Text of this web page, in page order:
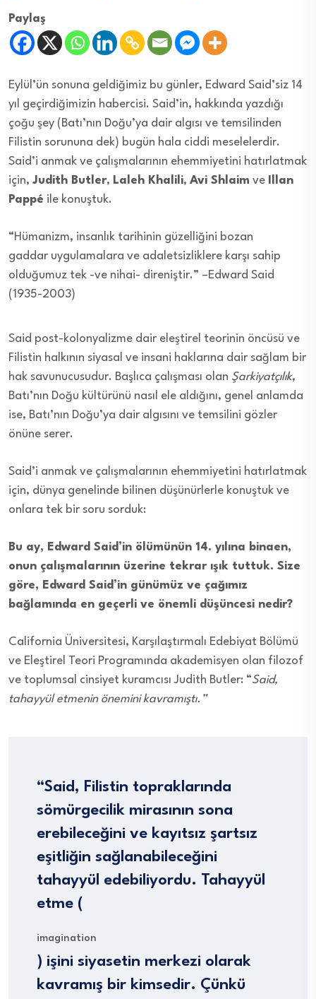
Paylaş
Eylül’ün sonuna geldiğimiz bu günler, Edward Said’siz 14
yıl geçirdiğimizin habercisi. Said’in, hakkında yazdığı
çoğu şey (Batı’nın Doğu’ya dair algısı ve temsilinden
Filistin sorununa dek) bugün hala ciddi meselelerdir.
Said’i anmak ve çalışmalarının ehemmiyetini hatırlatmak
için, Judith Butler, Laleh Khalili, Avi Shlaim ve
Illan
Pappé ile konuştuk.
“Hümanizm, insanlık tarihinin güzelliğini bozan
gaddar uygulamalara ve adaletsizliklere karşı sahip
olduğumuz tek -ve nihai- direniştir.” –Edward Said
(1935-2003)
Said post-kolonyalizme dair eleştirel teorinin öncüsü ve
Filistin halkının siyasal ve insani haklarına dair sağlam bir
hak savunucusudur. Başlıca çalışması olan Şarkiyatçılık,
Batı’nın Doğu kültürünü nasıl ele aldığını, genel anlamda
ise, Batı’nın Doğu’ya dair algısını ve temsilini gözler
önüne serer.
Said’i anmak ve çalışmalarının ehemmiyetini hatırlatmak
için, dünya genelinde bilinen düşünürlerle konuştuk ve
onlara tek bir soru sorduk:
Bu ay, Edward Said’in ölümünün 14. yılına binaen,
onun çalışmalarının üzerine tekrar ışık tuttuk. Size
göre, Edward Said’in günümüz ve çağımız
bağlamında en geçerli ve önemli düşüncesi nedir?
California Üniversitesi, Karşılaştırmalı Edebiyat Bölümü
ve Eleştirel Teori Programında akademisyen olan filozof
ve toplumsal cinsiyet kuramcısı Judith Butler: “Said,
tahayyül etmenin önemini kavramıştı.”
“Said, Filistin topraklarında
sömürgecilik mirasının sona
erebileceğini ve kayıtsız şartsız
eşitliğin sağlanabileceğini
tahayyül edebiliyordu. Tahayyül
etme (
imagination
) işini siyasetin merkezi olarak
kavramış bir kimsedir. Çünkü